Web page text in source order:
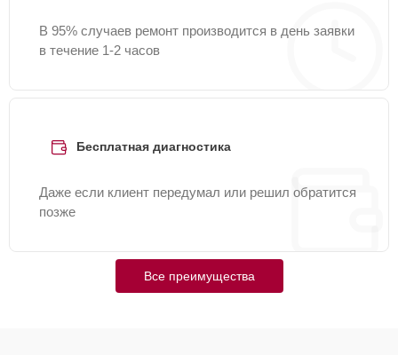
В 95% случаев ремонт производится в день заявки
в течение 1-2 часов
Бесплатная диагностика
Даже если клиент передумал или решил обратится
позже
Все преимущества